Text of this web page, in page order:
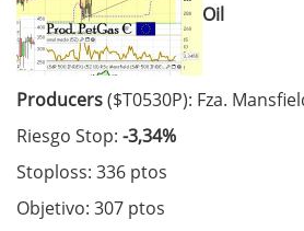
Oil
Producers($T0530P): Fza.
Riesgo Stop: -3,34%
Stoploss: 336 ptos
Objetivo: 307 ptos